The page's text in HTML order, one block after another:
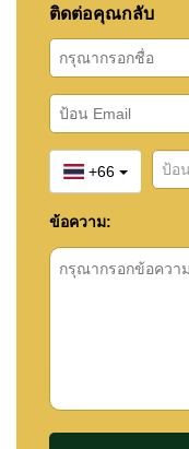
ติดต่อคุณกลับ
+66
ข้อความ: